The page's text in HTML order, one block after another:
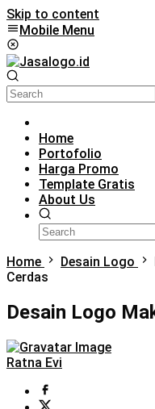
Skip to content
Mobile Menu
Home
Portofolio
Harga Promo
Template Gratis
About Us
Home Desain Logo
Cerdas
Desain Logo
Ratna Evi